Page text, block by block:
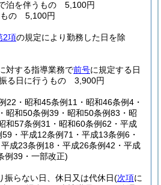
泊を伴うもの 5,100円
もの 5,100円
2項の規定により勤務した日を除
対する指導業務で前号に規定する日
る日に行うもの 3,900円
・昭和45条例11・昭和46条例4・
昭和50条例39・昭和50条例83・昭
和57条例31・昭和60条例62・平成
・平成12条例71・平成13条例6・
成23条例18・平成26条例42・平成
例39・一部改正)
振らない日、休日又は代休日(次項に